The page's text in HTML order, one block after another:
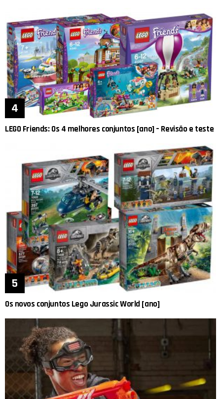
LEGO Friends: Os 4 melhores conjuntos [ano] – Revisão e teste
Os novos conjuntos Lego Jurassic World [ano]